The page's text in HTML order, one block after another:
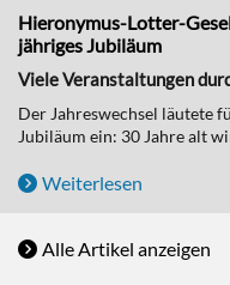
Hieronymus-Lotter-
jähriges Jubiläum
Viele Veranstaltungen
Der Jahreswechsel läutete
Jubiläum ein: 30 Jahre alt
Weiterlesen
Alle Artikel anzeigen